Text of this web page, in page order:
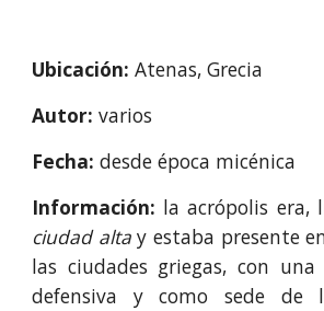
Ubicación: Atenas, Grecia
Autor: varios
Fecha: desde época micénica
Información: la acrópolis era,
ciudad altay estaba presente
las ciudades griegas, con
defensiva y como sede de